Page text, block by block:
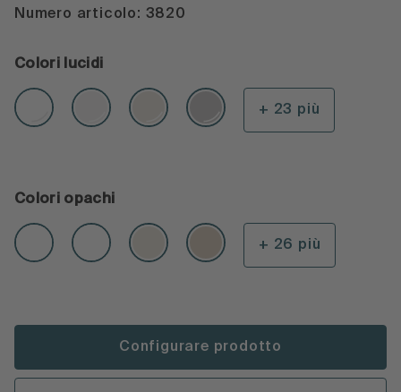
Numero articolo: 3820
Colori lucidi
+ 23 più
Colori opachi
+ 26 più
Configurare prodotto